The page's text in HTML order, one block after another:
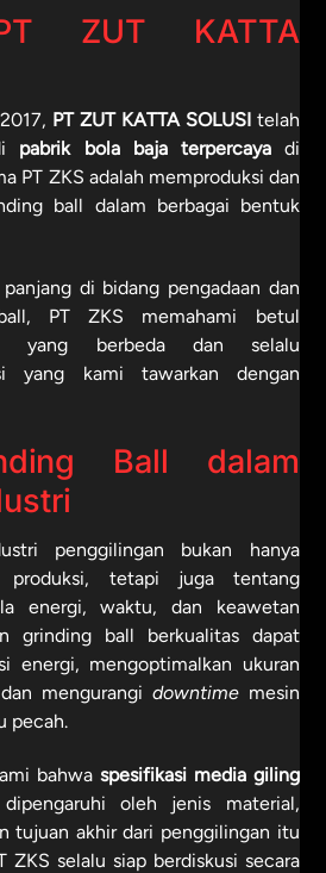
ZUT KATTA
PT ZUT KATTA SOLUSItelah
pabrik bola baja terpercayadi
PT ZKS adalah memproduksi dan
ball dalam berbagai bentuk
di bidang pengadaan dan
PT ZKS memahami betul
yang berbeda dan selalu
yang kami tawarkan dengan
Ball dalam
penggilingan bukan hanya
produksi, tetapi juga tentang
energi, waktu, dan keawetan
grinding ball berkualitas dapat
energi, mengoptimalkan ukuran
mengurangi downtimemesin
pecah.
bahwa spesifikasi media giling
oleh jenis material,
tujuan akhir dari penggilingan itu
ZKS selalu siap berdiskusi secara